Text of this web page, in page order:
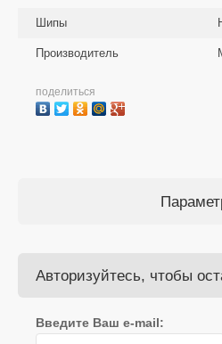
Шипы
Производитель
поделиться
Авторизуйтесь, чтобы
Введите Ваш e-mail: